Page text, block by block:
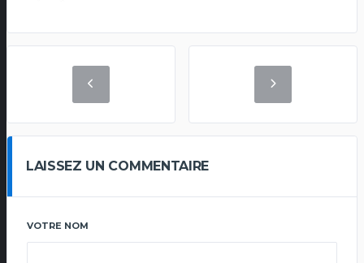
LAISSEZ UN COMMENTAIRE
VOTRE NOM